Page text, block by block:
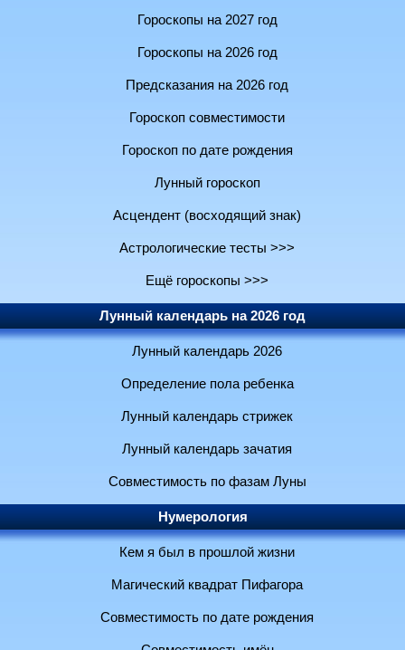
Гороскопы на 2027 год
Гороскопы на 2026 год
Предсказания на 2026 год
Гороскоп совместимости
Гороскоп по дате рождения
Лунный гороскоп
Асцендент (восходящий знак)
Астрологические тесты >>>
Ещё гороскопы >>>
Лунный календарь на 2026 год
Лунный календарь 2026
Определение пола ребенка
Лунный календарь стрижек
Лунный календарь зачатия
Совместимость по фазам Луны
Нумерология
Кем я был в прошлой жизни
Магический квадрат Пифагора
Совместимость по дате рождения